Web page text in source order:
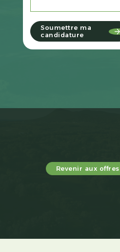
Soumettre ma
candidature
Revenir aux